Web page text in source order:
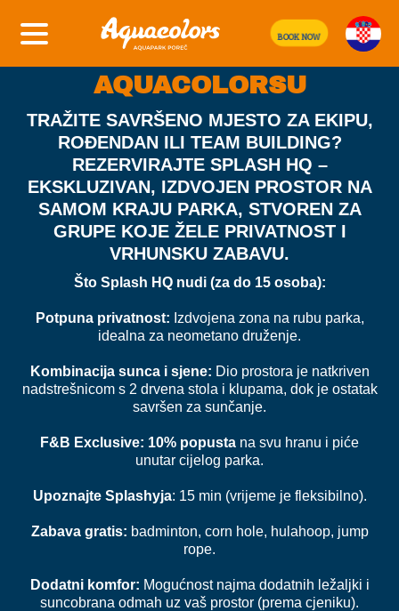
BOOK NOW
SPLASH HQ: VAŠA
PRIVATNA BAZA U
AQUACOLORSU
TRAŽITE SAVRŠENO MJESTO ZA EKIPU,
ROĐENDAN ILI TEAM BUILDING?
REZERVIRAJTE SPLASH HQ –
EKSKLUZIVAN, IZDVOJEN PROSTOR NA
SAMOM KRAJU PARKA, STVOREN ZA
GRUPE KOJE ŽELE PRIVATNOST I
VRHUNSKU ZABAVU.
Što Splash HQ nudi (za do 15 osoba):
Potpuna privatnost: Izdvojena zona na rubu parka,
idealna za neometano druženje.
Kombinacija sunca i sjene: Dio prostora je natkriven
nadstrešnicom s 2 drvena stola i klupama, dok je ostatak
savršen za sunčanje.
F&B Exclusive: 10% popusta na svu hranu i piće
unutar cijelog parka.
Upoznajte Splashyja: 15 min (vrijeme je fleksibilno).
Zabava gratis: badminton, corn hole, hulahoop, jump
rope.
Dodatni komfor: Mogućnost najma dodatnih ležaljki i
suncobrana odmah uz vaš prostor (prema cjeniku).